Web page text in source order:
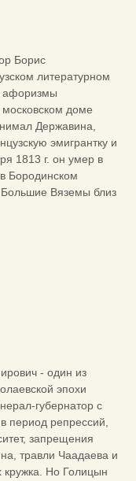
Борис
литературном
афоризмы
доме
Державина,
эмигрантку и
1813 г. он умер в
Бородинском
Вяземы близ
- один из
эпохи
губернатор с
период репрессий,
запрещения
травли Чаадаева и
кружка. Но Голицын